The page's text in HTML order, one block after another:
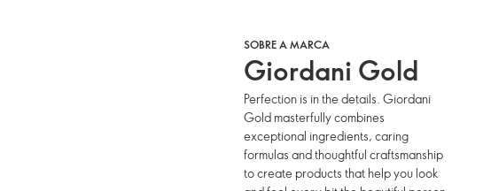
SOBRE A MARCA
Giordani Gold
Perfection is in the details. Giordani
Gold masterfully combines
exceptional ingredients, caring
formulas and thoughtful craftsmanship
to create products that help you look